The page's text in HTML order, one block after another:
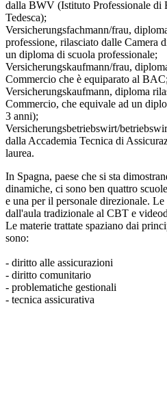
dalla BWV (Istituto Professionale di
Tedesca);
Versicherungsfachmann/frau,
professione, rilasciato dalle Camera
un diploma di scuola professionale;
Versicherungskaufmann/frau,
Commercio che è equiparato al BAC;
Versicherungskaufmann, diploma
Commercio, che equivale ad un
3 anni);
Versicherungsbetriebswirt/
dalla Accademia Tecnica di
laurea.
In Spagna, paese che si sta
dinamiche, ci sono ben quattro
e una per il personale direzionale.
dall'aula tradizionale al CBT e
Le materie trattate spaziano dai
sono:
- diritto alle assicurazioni
- diritto comunitario
- problematiche gestionali
- tecnica assicurativa